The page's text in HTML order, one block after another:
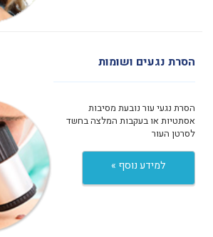
הסרת נגעים ושומות
הסרת נגעי עור נובעת מסיבות
אסתטיות או בעקבות המלצה בחשד
לסרטן העור
למידע נוסף »